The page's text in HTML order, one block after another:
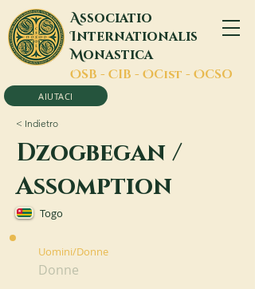
Associatio
Internationalis
Monastica
OSB - CIB - OCist - OCSO
AIUTACI
< Indietro
Dzogbegan /
Assomption
Togo
Uomini/Donne
Donne